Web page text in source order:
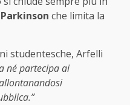
che limita la
studentesche, Arfelli
né partecipa ai